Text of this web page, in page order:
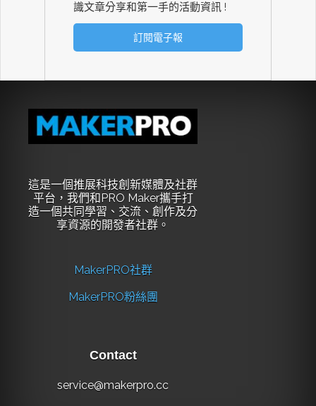
識文章分享和第一手的活動資訊 !
這是一個推展科技創新媒體及社群
平台，我們和PRO Maker攜手打
造一個共同學習、交流、創作及分
享資源的開發者社群。
MakerPRO社群
MakerPRO粉絲團
Contact
service@makerpro.cc